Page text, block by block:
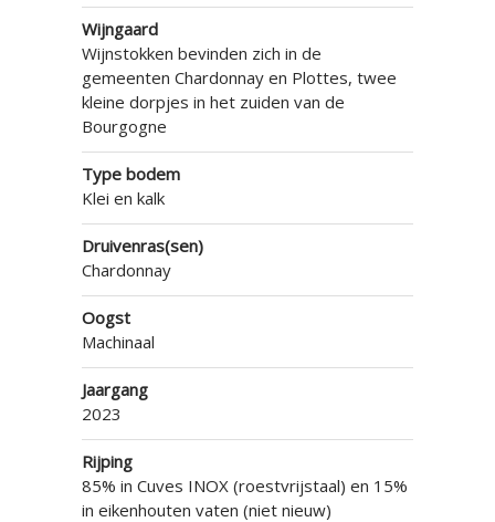
Wijngaard
Wijnstokken bevinden zich in de
gemeenten Chardonnay en Plottes, twee
kleine dorpjes in het zuiden van de
Bourgogne
Type bodem
Klei en kalk
Druivenras(sen)
Chardonnay
Oogst
Machinaal
Jaargang
2023
Rijping
85% in Cuves INOX (roestvrijstaal) en 15%
in eikenhouten vaten (niet nieuw)